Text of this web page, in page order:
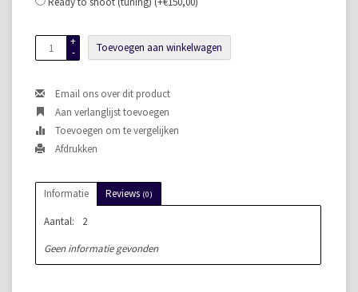
+
-
Toevoegen aan winkelwagen
Email ons over dit product
Aan verlanglijst toevoegen
Toevoegen om te vergelijken
Afdrukken
Informatie Reviews (0)
Aantal:
2
Geen informatie gevonden